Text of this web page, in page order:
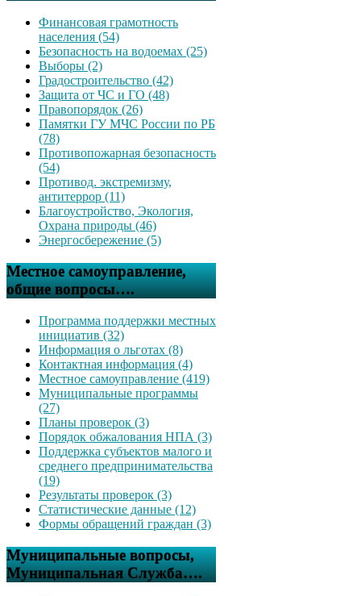
Финансовая грамотность
населения (54)
Безопасность на водоемах (25)
Выборы (2)
Градостроительство (42)
Защита от ЧС и ГО (48)
Правопорядок (26)
Памятки ГУ МЧС России по РБ
(78)
Противопожарная безопасность
(54)
Противод. экстремизму,
антитеррор (11)
Благоустройство, Экология,
Охрана природы (46)
Энергосбережение (5)
Местное самоуправление,
общие вопросы….
Программа поддержки местных
инициатив (32)
Информация о льготах (8)
Контактная информация (4)
Местное самоуправление (419)
Муниципальные программы
(27)
Планы проверок (3)
Порядок обжалования НПА (3)
Поддержка субъектов малого и
среднего предпринимательства
(19)
Результаты проверок (3)
Статистические данные (12)
Формы обращений граждан (3)
Муниципальные вопросы,
Муниципальная Служба….